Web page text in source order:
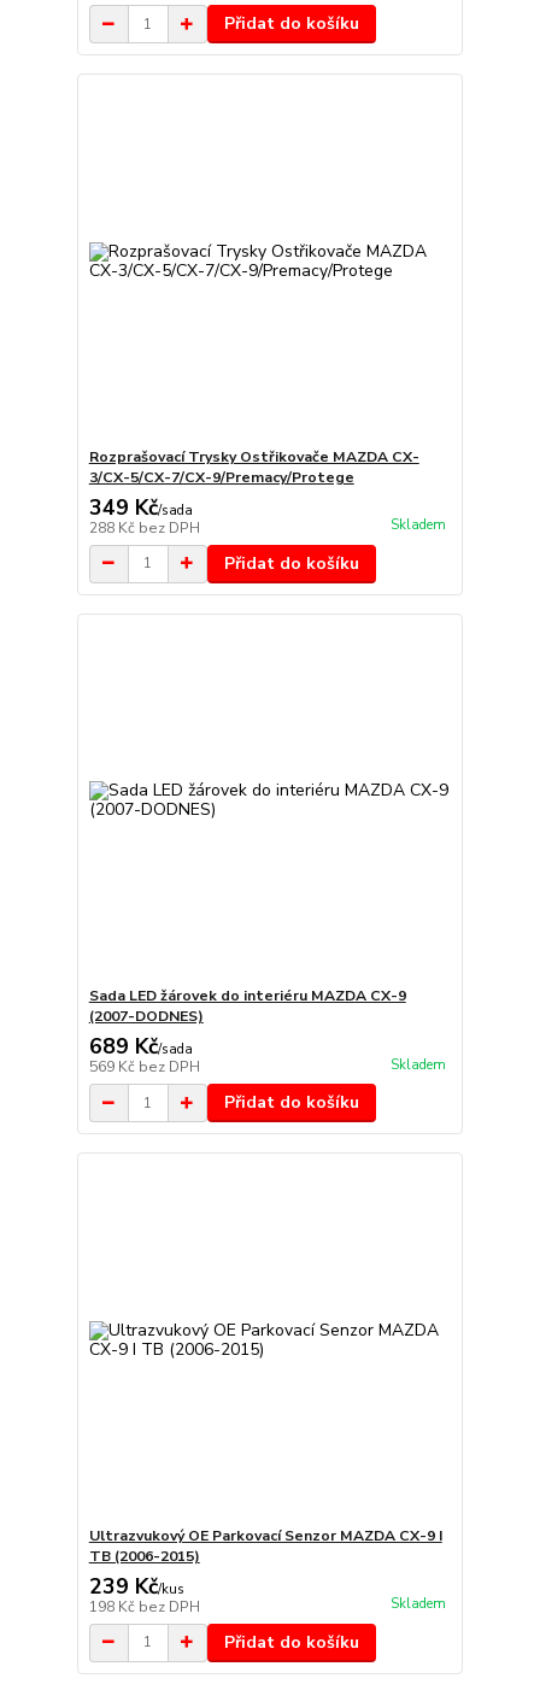
Přidat do košíku
Rozprašovací Trysky Ostřikovače MAZDA CX-
3/CX-5/CX-7/CX-9/Premacy/Protege
349 Kč/sada
288 Kč bez DPH Skladem
Přidat do košíku
Sada LED žárovek do interiéru MAZDA CX-9
(2007-DODNES)
689 Kč/sada
569 Kč bez DPH Skladem
Přidat do košíku
Ultrazvukový OE Parkovací Senzor MAZDA CX-9 I
TB (2006-2015)
239 Kč/kus
198 Kč bez DPH Skladem
Přidat do košíku